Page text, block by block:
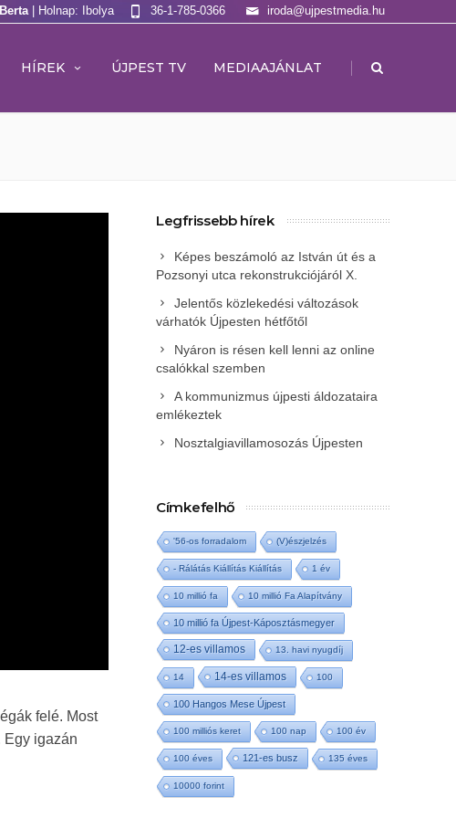
| Holnap: Ibolya iroda@ujpestmedia.hu
36-1-785-0366
HÍREK ÚJPEST TV MEDIAAJÁNLAT |
felé. Most
Egy igazán
Legfrissebb hírek
Képes beszámoló az István út és a
Pozsonyi utca rekonstrukciójáról X.
Jelentős közlekedési változások
várhatók Újpesten hétfőtől
Nyáron is résen kell lenni az online
csalókkal szemben
A kommunizmus újpesti áldozataira
emlékeztek
Nosztalgiavillamosozás Újpesten
Címkefelhő
'56-os forradalom (V)észjelzés
- Rálátás Kiállítás Kiállítás 1 év
10 millió fa 10 millió Fa Alapítvány
10 millió fa Újpest-Káposztásmegyer
12-es villamos 13. havi nyugdíj
14 14-es villamos 100
100 Hangos Mese Újpest
100 milliós keret 100 nap 100 év
100 éves 121-es busz 135 éves
10000 forint